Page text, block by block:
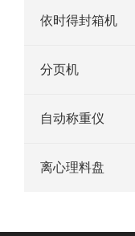
依时得封箱机
分页机
自动称重仪
离心理料盘